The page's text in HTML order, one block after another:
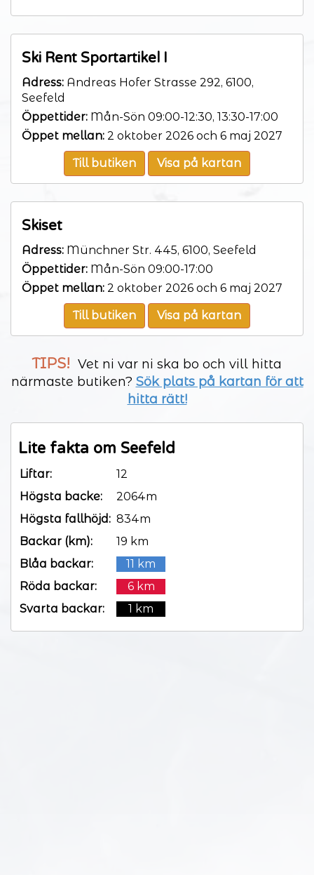
Ski Rent Sportartikel I
Adress: Andreas Hofer Strasse 292, 6100,
Seefeld
Öppettider: Mån-Sön 09:00-12:30, 13:30-17:00
Öppet mellan: 2 oktober 2026 och 6 maj 2027
Till butiken Visa på kartan
Skiset
Adress: Münchner Str. 445, 6100, Seefeld
Öppettider: Mån-Sön 09:00-17:00
Öppet mellan: 2 oktober 2026 och 6 maj 2027
Till butiken Visa på kartan
TIPS! Vet ni var ni ska bo och vill hitta
närmaste butiken? Sök plats på kartan för att
hitta rätt!
Lite fakta om Seefeld
Liftar:
12
Högsta backe:
2064m
Högsta fallhöjd: 834m
Backar (km):
19 km
Blåa backar:
11 km
Röda backar:
6 km
Svarta backar:
1 km